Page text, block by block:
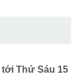
tớiThứ Sáu 15